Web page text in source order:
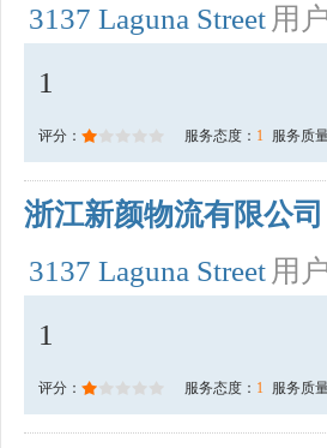
3137 Laguna Street 用
1
评分： 服务态度： 1 服务质
浙江新颜物流有限公司
3137 Laguna Street 用
1
评分： 服务态度： 1 服务质